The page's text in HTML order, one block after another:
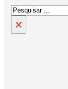
Pesquisar
×